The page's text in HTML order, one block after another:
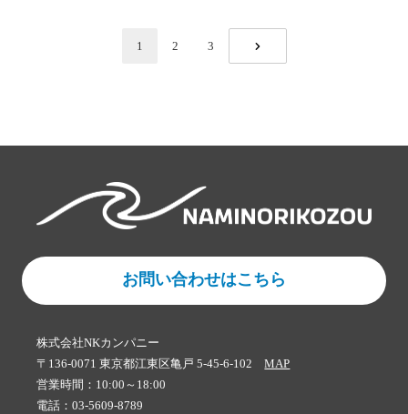
1 2
3
お問い合わせはこちら
株式会社NKカンパニー
〒136-0071 東京都江東区亀戸 5-45-6-102MAP
営業時間：10:00～18:00
電話：03-5609-8789